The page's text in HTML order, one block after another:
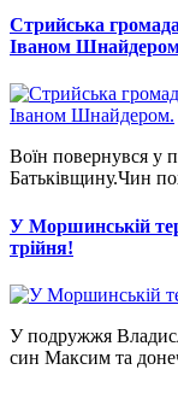
Стрийська
Іваном
Воїн повернувся у
Батьківщину.Чин
У Моршинській
трійня!
У подружжя
син Максим та